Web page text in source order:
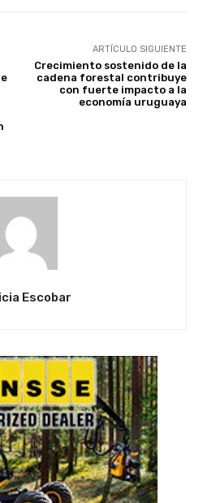
ARTÍCULO SIGUIENTE
Crecimiento sostenido de la
cadena forestal contribuye
con fuerte impacto a la
economía uruguaya
Escobar